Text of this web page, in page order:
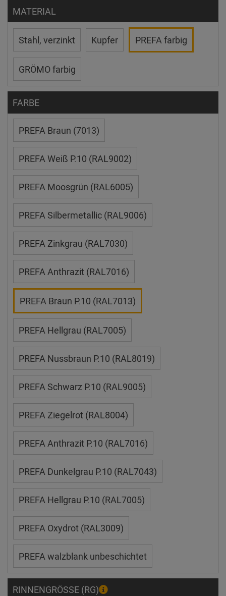
MATERIAL
Stahl, verzinkt Kupfer PREFA farbig
GRÖMO farbig
FARBE
PREFA Braun (7013)
PREFA Weiß P.10 (RAL9002)
PREFA Moosgrün (RAL6005)
PREFA Silbermetallic (RAL9006)
PREFA Zinkgrau (RAL7030)
PREFA Anthrazit (RAL7016)
PREFA Braun P.10 (RAL7013)
PREFA Hellgrau (RAL7005)
PREFA Nussbraun P.10 (RAL8019)
PREFA Schwarz P.10 (RAL9005)
PREFA Ziegelrot (RAL8004)
PREFA Anthrazit P.10 (RAL7016)
PREFA Dunkelgrau P.10 (RAL7043)
PREFA Hellgrau P.10 (RAL7005)
PREFA Oxydrot (RAL3009)
PREFA walzblank unbeschichtet
RINNENGRÖSSE (RG)